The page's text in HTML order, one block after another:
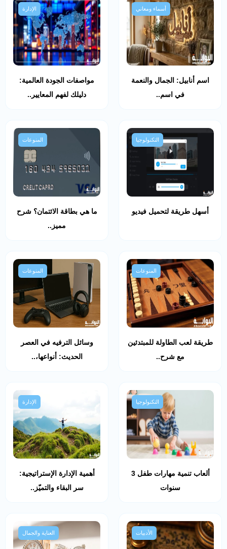
أسماء ومعاني
اسم أنابيل: الجمال والنعمة
في اسم..
الإدارة
مواصفات الجودة العالمية:
دليلك لفهم المعايير..
التكنولوجيا
أسهل طريقة لتحميل فيديو
المنوعات
ما هي بطاقة الائتمان؟ شرح
مميز..
المنوعات
طريقة لعب الطاولة للمبتدئين
مع شرح..
المنوعات
وسائل الترفيه في العصر
الحديث: أنواعها،..
التكنولوجيا
ألعاب تنمية مهارات طفل 3
سنوات
الإدارة
أهمية الإدارة الإستراتيجية:
سر البقاء والتميّز..
الأدبيات العناية والجمال